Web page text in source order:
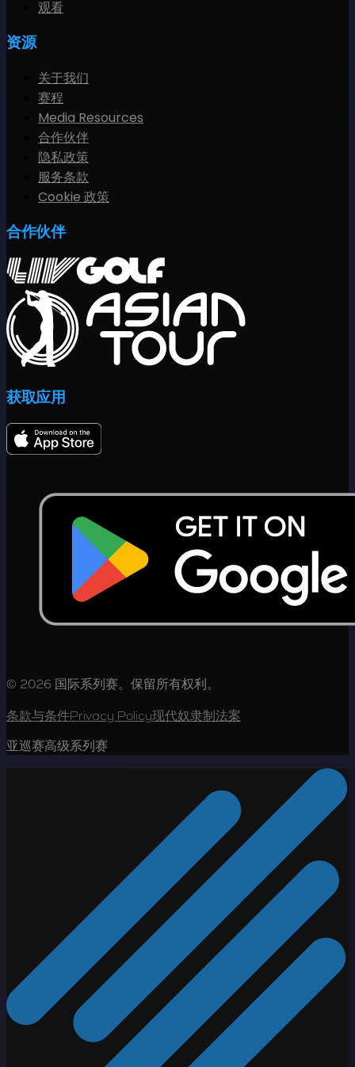
观看
资源
关于我们
赛程
Media Resources
合作伙伴
隐私政策
服务条款
Cookie 政策
合作伙伴
获取应用
© 2026 国际系列赛。保留所有权利。
条款与条件Privacy Policy现代奴隶制法案
亚巡赛高级系列赛